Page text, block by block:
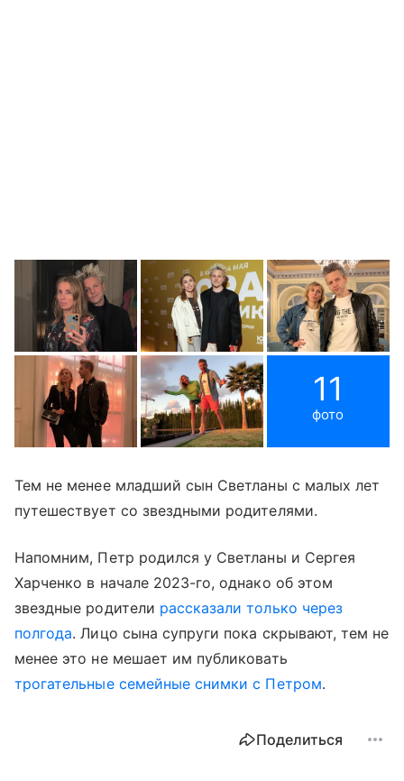
11
фото
Тем не менее младший сын Светланы с малых лет
путешествует со звездными родителями.
Напомним, Петр родился у Светланы и Сергея
Харченко в начале 2023-го, однако об этом
звездные родители рассказали только через
полгода. Лицо сына супруги пока скрывают, тем не
менее это не мешает им публиковать
трогательные семейные снимки с Петром.
Поделиться